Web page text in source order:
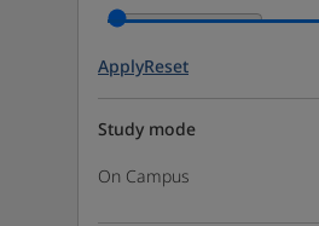
ApplyReset
Study mode
On Campus